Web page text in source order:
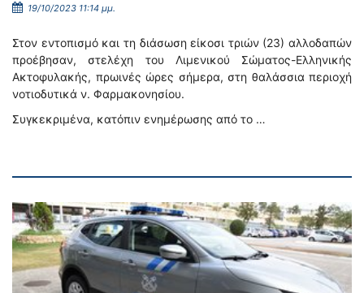
19/10/2023 11:14 μμ.
Στον εντοπισμό και τη διάσωση είκοσι τριών (23) αλλοδαπών
προέβησαν, στελέχη του Λιμενικού Σώματος-Ελληνικής
Ακτοφυλακής, πρωινές ώρες σήμερα, στη θαλάσσια περιοχή
νοτιοδυτικά ν. Φαρμακονησίου.
Συγκεκριμένα, κατόπιν ενημέρωσης από το …